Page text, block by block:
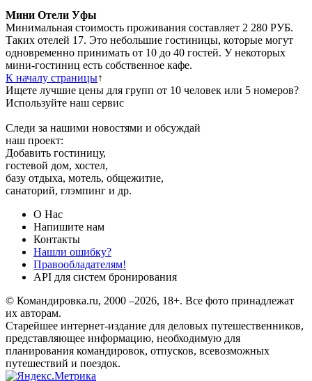
Мини Отели Уфы
Минимальная стоимость проживания составляет 2 280 РУБ.
Таких отелей 17. Это небольшие гостиницы, которые могут
одновременно принимать от 10 до 40 гостей. У некоторых
мини-гостиниц есть собственное кафе.
К началу страницы↑
Ищете лучшие цены для групп от 10 человек или 5 номеров?
Используйте наш сервис
Следи за нашими новостями и обсуждай
наш проект:
Добавить гостиницу,
гостевой дом, хостел,
базу отдыха, мотель, общежитие,
санаторий, глэмпинг и др.
О Нас
Напишите нам
Контакты
Нашли ошибку?
Правообладателям!
API для систем бронирования
© Командировка.ru, 2000 –2026, 18+. Все фото принадлежат
их авторам.
Старейшее интернет-издание для деловых путешественников,
представляющее информацию, необходимую для
планирования командировок, отпусков, всевозможных
путешествий и поездок.